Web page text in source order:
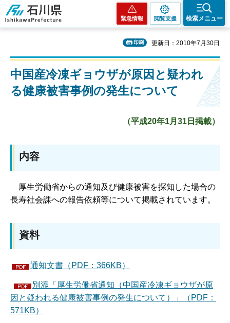
石川県
緊急情報 閲覧支援 検索メニュー
印刷 更新日：2010年7月30日
中国産冷凍ギョウザが原因と疑われ
る健康被害事例の発生について
（平成20年1月31日掲載）
内容
厚生労働省からの通知及び健康被害を探知した場合の
長寿社会課への報告依頼等について掲載されています。
資料
通知文書（PDF：366KB）
別添「厚生労働省通知（中国産冷凍ギョウザが原
因と疑われる健康被害事例の発生について）」（PDF：
571KB）